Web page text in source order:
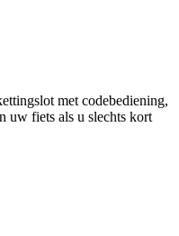
met codebediening,
uw fiets als u slechts kort